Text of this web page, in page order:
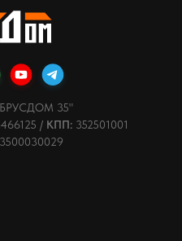
35"
/ КПП: 352501001